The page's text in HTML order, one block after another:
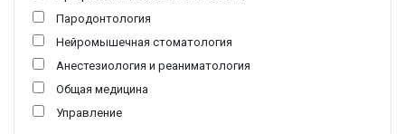
Пародонтология
Нейромышечная стоматология
Анестезиология и реаниматология
Общая медицина
Управление